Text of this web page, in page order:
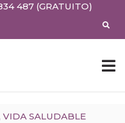
487 (GRATUITO)
VIDA SALUDABLE